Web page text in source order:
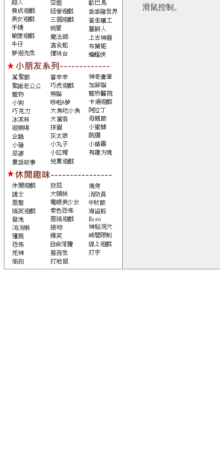
滑鼠控制。